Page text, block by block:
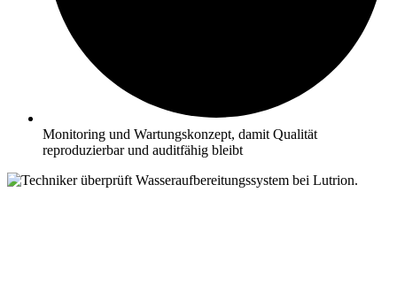
Monitoring und Wartungskonzept, damit Qualität
reproduzierbar und auditfähig bleibt